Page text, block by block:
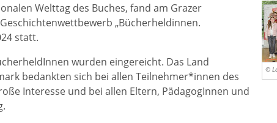
©
Welttag des Buches, fand am Grazer
„Bücherheldinnen.
statt.
wurden eingereicht. Das Land
bedankten sich bei allen Teilnehmer*innen des
Interesse und bei allen Eltern, PädagogInnen und